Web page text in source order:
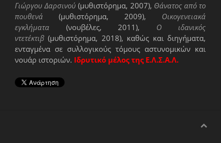
Γιώργου Δαρσινού (μυθιστόρημα, 2007), Θάνατος από το
πουθενά (μυθιστόρημα, 2009), Οικογενειακά
εγκλήματα (νουβέλες, 2011), Ο ιδανικός
ντετέκτιβ (μυθιστόρημα, 2018), καθώς και διηγήματα,
ενταγμένα σε συλλογικούς τόμους αστυνομικών και
νουάρ ιστοριών. Ιδρυτικό μέλος της Ε.Λ.Σ.Α.Λ.